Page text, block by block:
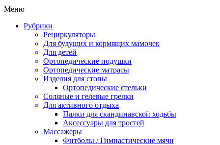
Меню
Рубрики
Рециркуляторы
Для будущих и кормящих мамочек
Для детей
Ортопедические подушки
Ортопедические матрасы
Изделия для стопы
Ортопедические стельки
Соляные и гелевые грелки
Для активного отдыха
Палки для скандинавской ходьбы
Аксессуары для тростей
Массажеры
Фитболы / Гимнастические мячи